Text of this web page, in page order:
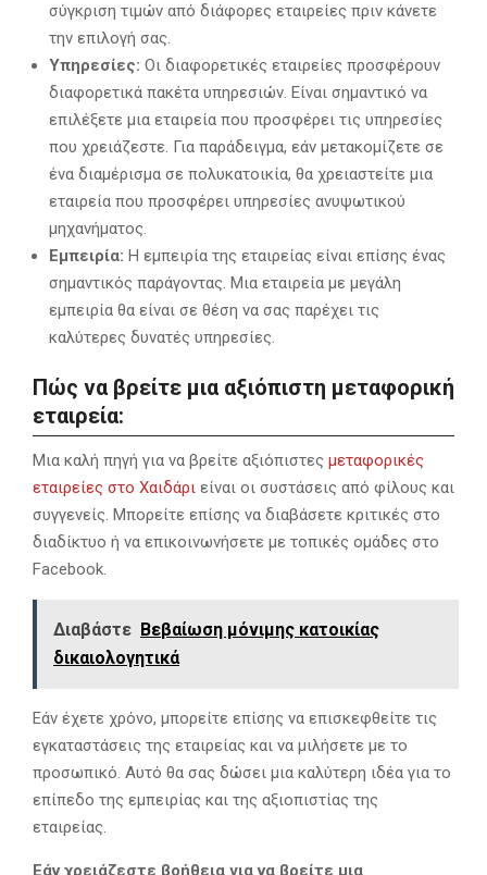
σύγκριση τιμών από διάφορες εταιρείες πριν κάνετε
την επιλογή σας.
Υπηρεσίες: Οι διαφορετικές εταιρείες προσφέρουν
διαφορετικά πακέτα υπηρεσιών. Είναι σημαντικό να
επιλέξετε μια εταιρεία που προσφέρει τις υπηρεσίες
που χρειάζεστε. Για παράδειγμα, εάν μετακομίζετε σε
ένα διαμέρισμα σε πολυκατοικία, θα χρειαστείτε μια
εταιρεία που προσφέρει υπηρεσίες ανυψωτικού
μηχανήματος.
Εμπειρία: Η εμπειρία της εταιρείας είναι επίσης ένας
σημαντικός παράγοντας. Μια εταιρεία με μεγάλη
εμπειρία θα είναι σε θέση να σας παρέχει τις
καλύτερες δυνατές υπηρεσίες.
Πώς να βρείτε μια αξιόπιστη μεταφορική
εταιρεία:
Μια καλή πηγή για να βρείτε αξιόπιστες μεταφορικές
εταιρείες στο Χαιδάρι είναι οι συστάσεις από φίλους και
συγγενείς. Μπορείτε επίσης να διαβάσετε κριτικές στο
διαδίκτυο ή να επικοινωνήσετε με τοπικές ομάδες στο
Facebook.
Διαβάστε Βεβαίωση μόνιμης κατοικίας
δικαιολογητικά
Εάν έχετε χρόνο, μπορείτε επίσης να επισκεφθείτε τις
εγκαταστάσεις της εταιρείας και να μιλήσετε με το
προσωπικό. Αυτό θα σας δώσει μια καλύτερη ιδέα για το
επίπεδο της εμπειρίας και της αξιοπιστίας της
εταιρείας.
Εάν χρειάζεστε βοήθεια για να βρείτε μια